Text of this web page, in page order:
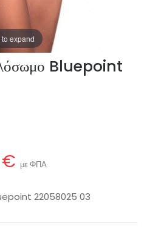
to expand
Bluepoint
€ με ΦΠΑ
22058025 03